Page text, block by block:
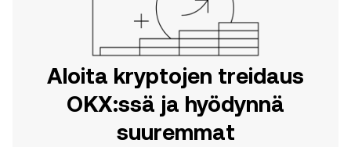
Aloita kryptojen treidaus
OKX:ssä ja hyödynnä
suuremmat